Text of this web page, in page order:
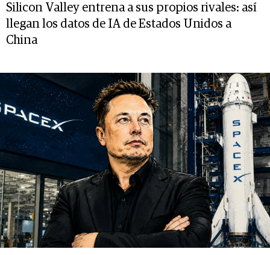
Silicon Valley entrena a sus propios rivales: así
llegan los datos de IA de Estados Unidos a
China